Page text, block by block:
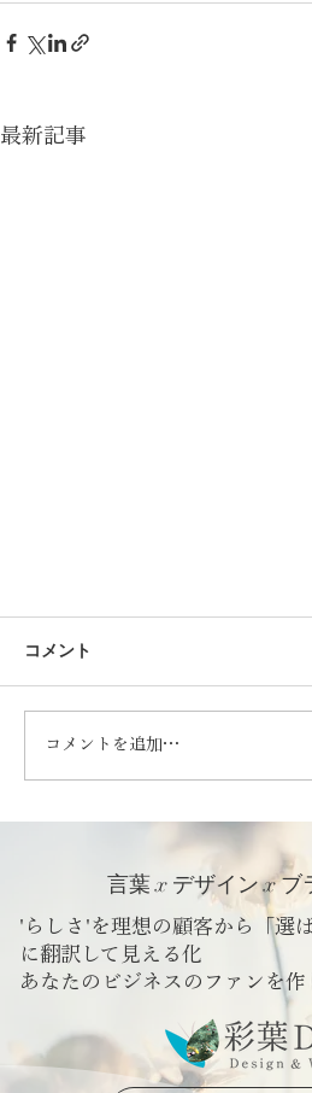
言葉 x デザイン x ブ
'らしさ'を理想の顧客から「選
に翻訳して見える化
あなたのビジネスのファンを作
最新記事
Wix Studioテンプレート｜シ
トサイト
コメント
コメントを追加…